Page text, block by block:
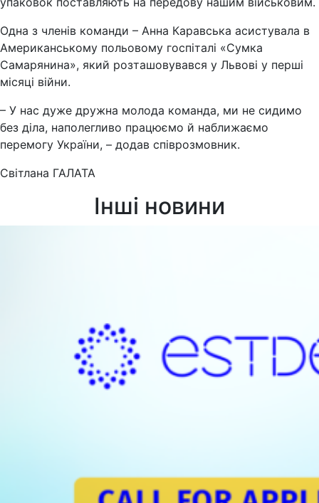
Одна з членів команди – Анна Каравська асистувала в
Американському польовому госпіталі «Сумка
Самарянина», який розташовувався у Львові у перші
місяці війни.
– У нас дуже дружна молода команда, ми не сидимо
без діла, наполегливо працюємо й наближаємо
перемогу України, – додав співрозмовник.
Світлана ГАЛАТА
Інші новини